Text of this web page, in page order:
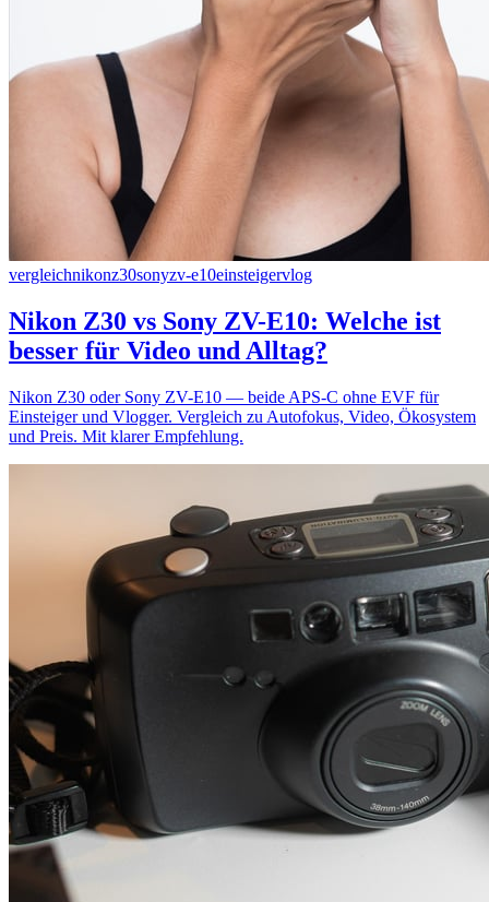
vergleichnikonz30sonyzv-e10einsteigervlog
Nikon Z30 vs Sony ZV-E10: Welche ist
besser für Video und Alltag?
Nikon Z30 oder Sony ZV-E10 — beide APS-C ohne EVF für
Einsteiger und Vlogger. Vergleich zu Autofokus, Video, Ökosystem
und Preis. Mit klarer Empfehlung.